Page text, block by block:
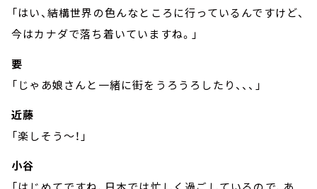
「はい、結構世界の色んなところに行っているんですけど、
今はカナダで落ち着いていますね。」
要
「じゃあ娘さんと一緒に街をうろうろしたり、、、」
近藤
「楽しそう～！」
小谷